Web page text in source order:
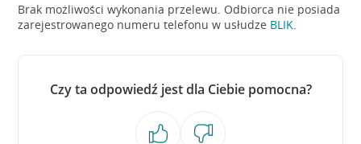
Brak możliwości wykonania przelewu. Odbiorca nie posiada
zarejestrowanego numeru telefonu w usłudze BLIK.
Czy ta odpowiedź jest dla Ciebie pomocna?